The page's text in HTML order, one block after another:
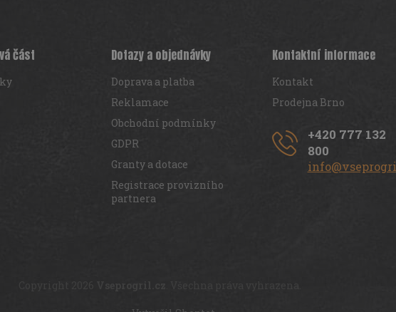
část Dotazy a objednávky
Doprava a platba
Reklamace
Obchodní podmínky
GDPR
Granty a dotace
Registrace provizního
partnera
Kontaktní informace
Kontakt
Prodejna Brno
+420 777 132
800